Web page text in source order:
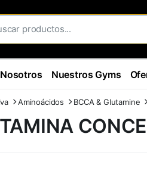
Nosotros Nuestros Gyms
Aminoácidos BCCA & Glutamine